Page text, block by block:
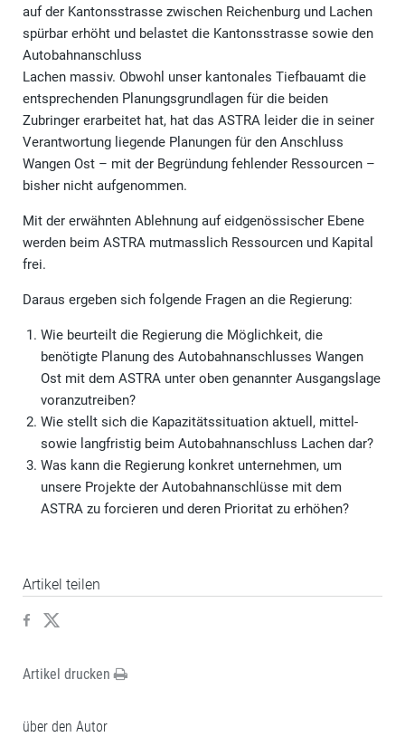
auf der Kantonsstrasse zwischen Reichenburg und Lachen
spürbar erhöht und belastet die Kantonsstrasse sowie den
Autobahnanschluss
Lachen massiv. Obwohl unser kantonales Tiefbauamt die
entsprechenden Planungsgrundlagen für die beiden
Zubringer erarbeitet hat, hat das ASTRA leider die in seiner
Verantwortung liegende Planungen für den Anschluss
Wangen Ost – mit der Begründung fehlender Ressourcen –
bisher nicht aufgenommen.
Mit der erwähnten Ablehnung auf eidgenössischer Ebene
werden beim ASTRA mutmasslich Ressourcen und Kapital
frei.
Daraus ergeben sich folgende Fragen an die Regierung:
Wie beurteilt die Regierung die Möglichkeit, die
benötigte Planung des Autobahnanschlusses Wangen
Ost mit dem ASTRA unter oben genannter Ausgangslage
voranzutreiben?
Wie stellt sich die Kapazitätssituation aktuell, mittel-
sowie langfristig beim Autobahnanschluss Lachen dar?
Was kann die Regierung konkret unternehmen, um
unsere Projekte der Autobahnanschlüsse mit dem
ASTRA zu forcieren und deren Prioritat zu erhöhen?
Artikel teilen
Artikel drucken
über den Autor